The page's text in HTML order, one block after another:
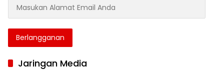
Alamat
AndaBerlangganan
Jaringan Media